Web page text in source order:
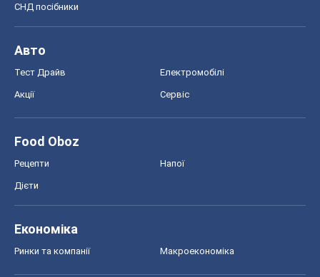
СНД посібники
Авто
Тест Драйв Електромобілі
Акції Сервіс
Food Oboz
Рецепти Напої
Дієти
Економіка
Ринки та компанії Макроекономіка